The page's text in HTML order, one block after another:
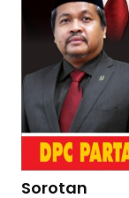
Sorotan